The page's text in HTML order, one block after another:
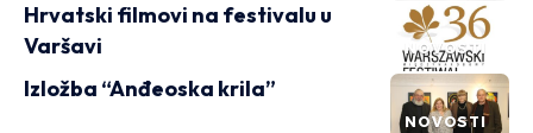
NOVOSTI
Hrvatski filmovi na festivalu u
Varšavi
NOVOSTI
Izložba “Anđeoska krila”